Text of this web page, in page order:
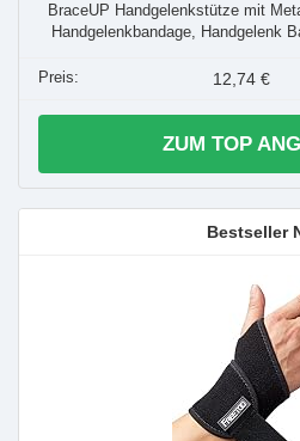
BraceUP Handgelenkstütze mit
Handgelenkbandage, Handgelenk
12,74 €
ZUM TOP